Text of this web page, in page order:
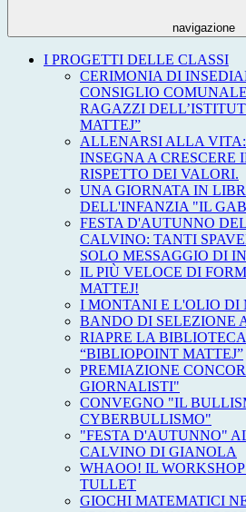
navigazione
I PROGETTI DELLE CLASSI
CERIMONIA DI
CONSIGLIO
RAGAZZI
MATTEJ”
ALLENARSI ALLA
INSEGNA A CRESCERE
RISPETTO DEI VALORI.
UNA GIORNATA IN
DELL'INFANZIA "IL
FESTA D'AUTUNNO
CALVINO: TANTI
SOLO MESSAGGIO DI
IL PIÙ VELOCE DI
MATTEJ!
I MONTANI E L'OLIO DI
BANDO DI SELEZIONE
RIAPRE LA
“BIBLIOPOINT MATTEJ”
PREMIAZIONE
GIORNALISTI"
CONVEGNO "IL
CYBERBULLISMO"
"FESTA D'AUTUNNO"
CALVINO DI GIANOLA
WHAOO! IL
TULLET
GIOCHI MATEMATICI